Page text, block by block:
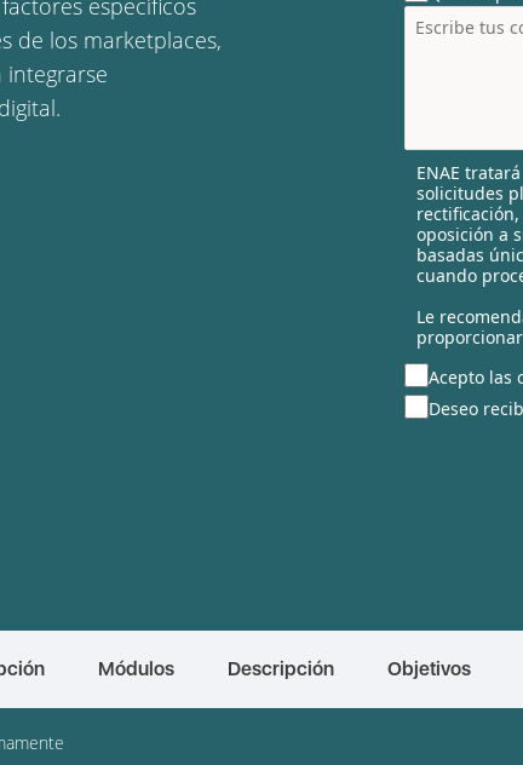
específicos
de los marketplaces,
t
l
e
c
t
e
d
ENAE
solicitudes
oposición a
basadas
cuando
Le
Acepto las
Deseo
Módulos Descripción Objetivos